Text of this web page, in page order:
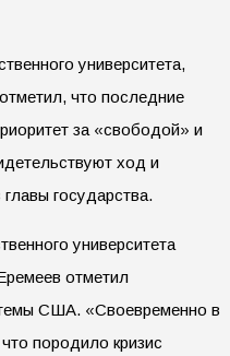
университета,
что последние
за «свободой» и
ход и
государства.
университета
отметил
США. «Своевременно в
породило кризис